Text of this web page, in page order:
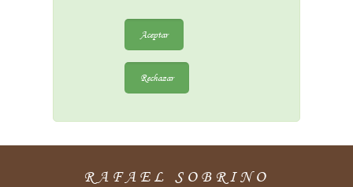
Aceptar
Rechazar
RAFAEL SOBRINO